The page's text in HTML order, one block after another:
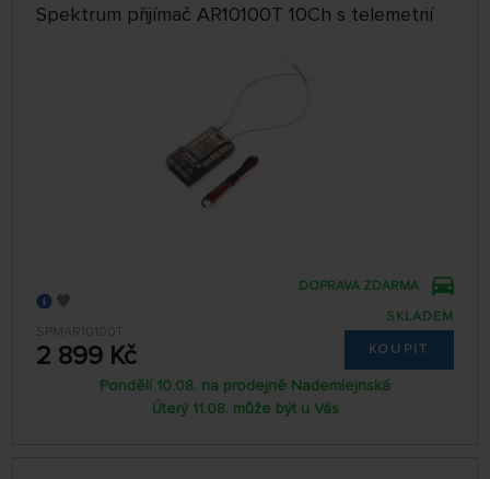
Spektrum přijímač AR10100T 10Ch s telemetrií
SPMAR10100T
2 899 Kč
DOPRAVA ZDARMA
SKLADEM
KOUPIT
Pondělí 10.08. na prodejně Nademlejnská
Úterý 11.08. může být u Vás